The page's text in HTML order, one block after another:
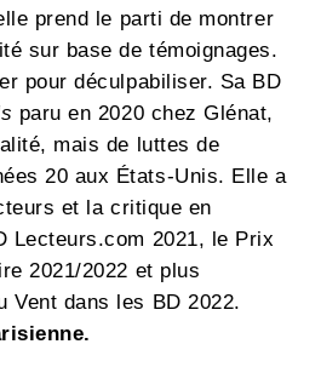
prend le parti de montrer
sur base de témoignages.
pour déculpabiliser. Sa BD
paru en 2020 chez Glénat,
mais de luttes de
20 aux États-Unis. Elle a
et la critique en
Lecteurs.com 2021, le Prix
2021/2022 et plus
Vent dans les BD 2022.